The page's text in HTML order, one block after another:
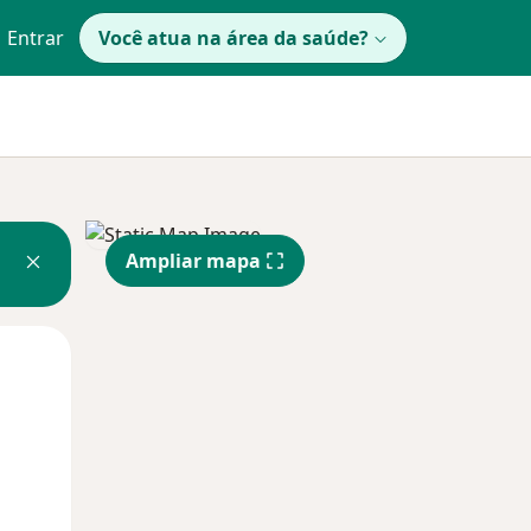
Entrar Você atua na área da saúde?
Ampliar mapa